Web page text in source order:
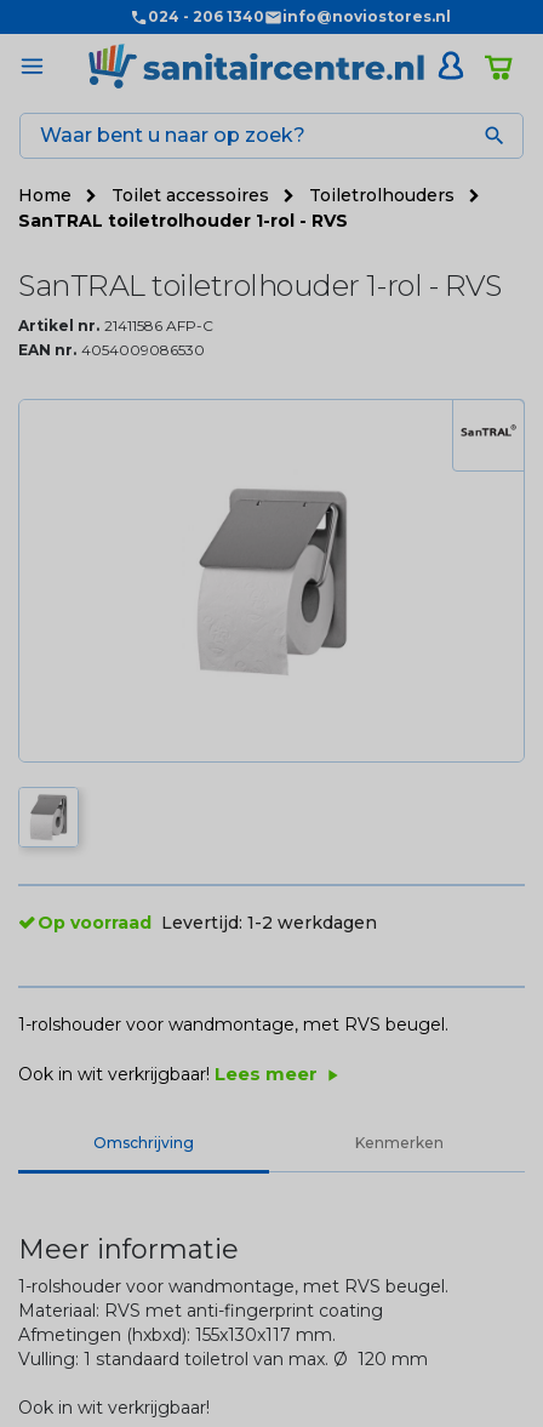
024 - 206 1340 info@noviostores.nl

Home Toilet accessoires
Toiletrolhouders
SanTRAL toiletrolhouder 1-rol - RVS
SanTRAL toiletrolhouder 1-rol - RVS
Artikel nr. 21411586 AFP-C
EAN nr. 4054009086530
Op voorraad Levertijd: 1-2 werkdagen
1-rolshouder voor wandmontage, met RVS beugel.
Ook in wit verkrijgbaar! Lees meer play_arrow
Omschrijving Kenmerken
Meer informatie
1-rolshouder voor wandmontage, met RVS beugel.
Materiaal: RVS met anti-fingerprint coating
Afmetingen (hxbxd): 155x130x117 mm.
Vulling: 1 standaard toiletrol van max. Ø 120 mm
Ook in wit verkrijgbaar!